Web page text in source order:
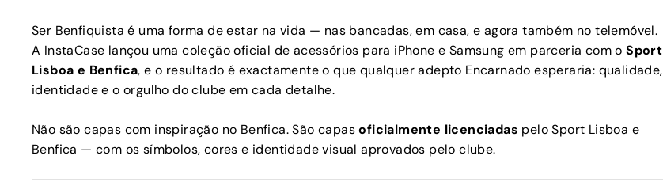
Ser Benfiquista é uma forma de estar na vida — nas bancadas, em casa, e agora também no telemóvel.
A InstaCase lançou uma coleção oficial de acessórios para iPhone e Samsung em parceria com oSport
Lisboa e Benfica, e o resultado é exactamente o que qualquer adepto Encarnado esperaria: qualidade,
identidade e o orgulho do clube em cada detalhe.
Não são capas com inspiração no Benfica. São capasoficialmente licenciadas pelo Sport Lisboa e
Benfica — com os símbolos, cores e identidade visual aprovados pelo clube.